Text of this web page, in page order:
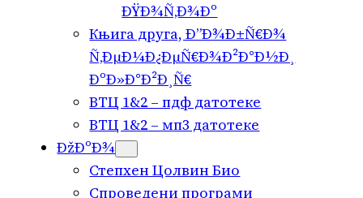
ÐŸÐ¾Ñ‚Ð¾Ðº
Књига друга, Ð”Ð¾Ð±Ñ€Ð¾
Ñ‚ÐµÐ¼Ð¿ÐµÑ€Ð¾Ð²Ð°Ð½Ð¸
ÐºÐ»Ð°Ð²Ð¸Ñ€
ВТЦ 1&2 – пдф датотеке
ВТЦ 1&2 – мп3 датотеке
ÐžÐºÐ¾
Степхен Цолвин Био
Спроведени програми